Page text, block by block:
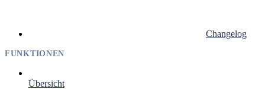
Changelog
FUNKTIONEN
Übersicht